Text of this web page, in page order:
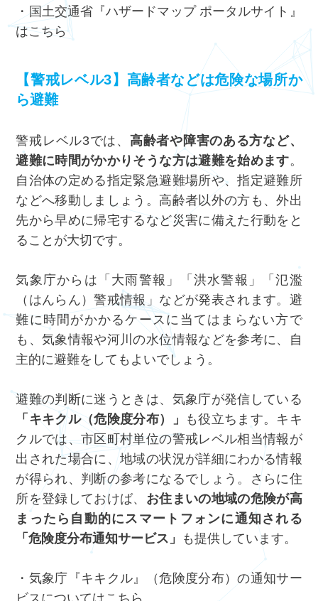
・国土交通省『ハザードマップ ポータルサイト』
はこちら
【警戒レベル3】高齢者などは危険な場所か
ら避難
警戒レベル3では、 高齢者や障害のある方など、
避難に時間がかかりそうな方は避難を始めます。
自治体の定める指定緊急避難場所や、指定避難所
などへ移動しましょう。高齢者以外の方も、外出
先から早めに帰宅するなど災害に備えた行動をと
ることが大切です。
気象庁からは「大雨警報」「洪水警報」「氾濫
（はんらん）警戒情報」などが発表されます。避
難に時間がかかるケースに当てはまらない方で
も、気象情報や河川の水位情報などを参考に、自
主的に避難をしてもよいでしょう。
避難の判断に迷うときは、気象庁が発信している
「キキクル（危険度分布）」
も役立ちます。キキ
クルでは、市区町村単位の警戒レベル相当情報が
出された場合に、地域の状況が詳細にわかる情報
が得られ、判断の参考になるでしょう。さらに住
所を登録しておけば、 お住まいの地域の危険が高
まったら自動的にスマートフォンに通知される
「危険度分布通知サービス」
も提供しています。
・気象庁『キキクル』（危険度分布）の通知サー